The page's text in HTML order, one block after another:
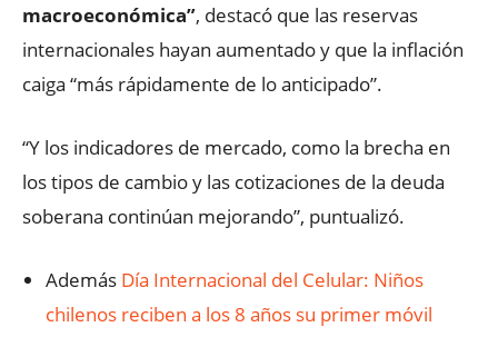
macroeconómica”, destacó que las reservas
internacionales hayan aumentado y que la inflación
caiga “más rápidamente de lo anticipado”.
“Y los indicadores de mercado, como la brecha en
los tipos de cambio y las cotizaciones de la deuda
soberana continúan mejorando”, puntualizó.
Además Día Internacional del Celular: Niños
chilenos reciben a los 8 años su primer móvil